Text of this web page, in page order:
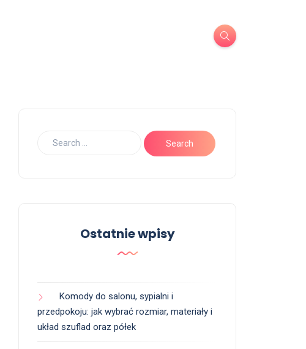
Ostatnie wpisy
Komody do salonu, sypialni i
przedpokoju: jak wybrać rozmiar, materiały i
układ szuflad oraz półek